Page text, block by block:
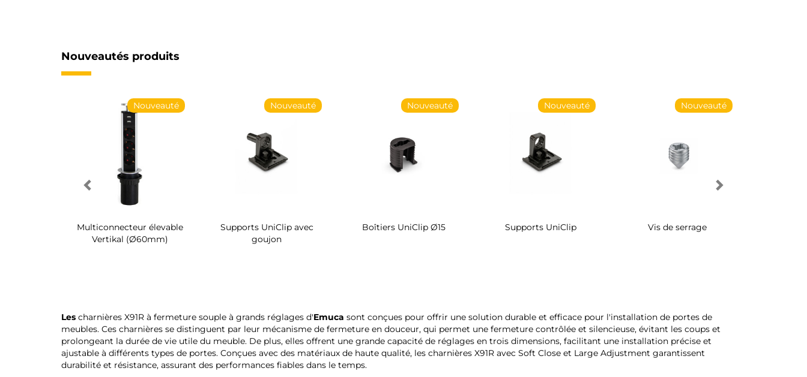
Nouveautés produits
Nouveauté
Multiconnecteur élevable
Vertikal (Ø60mm)
Nouveauté
Supports UniClip avec
goujon
Nouveauté
Boîtiers UniClip Ø15
Nouveauté
Supports UniClip
Nouveauté
Vis de serrage
Les charnières X91R à fermeture souple à grands réglages d'Emuca sont conçues pour offrir une solution durable et efficace pour l'installation de portes de
meubles. Ces charnières se distinguent par leur mécanisme de fermeture en douceur, qui permet une fermeture contrôlée et silencieuse, évitant les coups et
prolongeant la durée de vie utile du meuble. De plus, elles offrent une grande capacité de réglages en trois dimensions, facilitant une installation précise et
ajustable à différents types de portes. Conçues avec des matériaux de haute qualité, les charnières X91R avec Soft Close et Large Adjustment garantissent
durabilité et résistance, assurant des performances fiables dans le temps.